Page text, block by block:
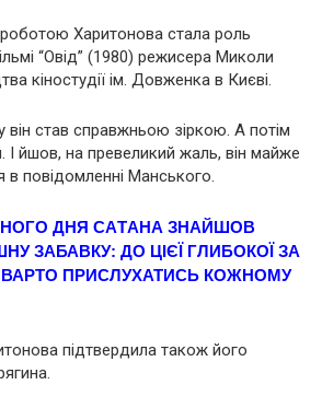
Харитонова стала роль
“Овід” (1980) режисера Миколи
кіностудії ім. Довженка в Києві.
він став справжньою зіркою. А потім
йшов, на превеликий жаль, він майже
в повідомленні Манського.
ДНЯ СAТAНА ЗНАЙШОВ
ЗАБАВКУ: ДО ЦІЄЇ ГЛИБОКОЇ ЗА
ВАPТО ПРИCЛУХАТИСЬ КОЖНОМУ
підтвердила також його